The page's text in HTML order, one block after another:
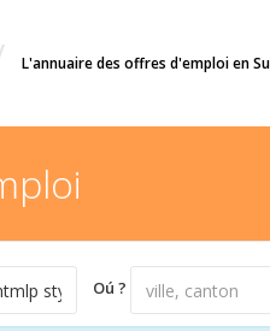
L'annuaire des offres d'emploi en
Oú ?